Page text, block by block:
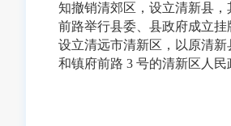
知撤销清郊区，设立清新县
前路举行县委、县政府成立挂
设立清远市清新区，以原清新
和镇府前路 3 号的清新区人民